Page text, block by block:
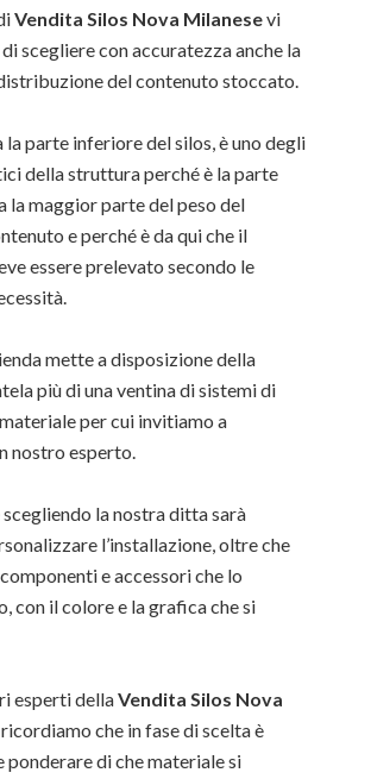
Vendita Silos Nova Milanesevi
scegliere con accuratezza anche la
del contenuto stoccato.
la parte inferiore del silos, è uno degli
della struttura perché è la parte
la maggior parte del peso del
e perché è da qui che il
essere prelevato secondo le
mette a disposizione della
più di una ventina di sistemi di
per cui invitiamo a
nostro esperto.
la nostra ditta sarà
l’installazione, oltre che
e accessori che lo
con il colore e la grafica che si
esperti dellaVendita Silos Nova
che in fase di scelta è
ponderare di che materiale si